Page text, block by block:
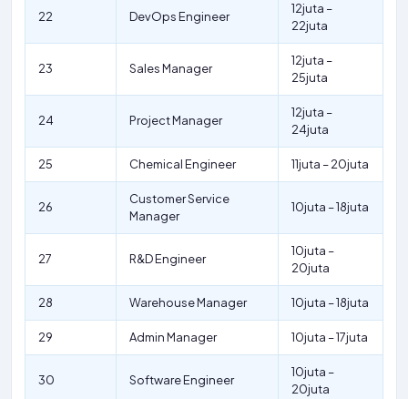
22 DevOps Engineer
12juta –
22juta
23 Sales Manager
12juta –
25juta
24 Project Manager
12juta –
24juta
25 Chemical Engineer 11juta – 20juta
26
Customer Service
Manager
10juta – 18juta
27 R&D Engineer
10juta –
20juta
28 Warehouse Manager 10juta – 18juta
29 Admin Manager 10juta – 17juta
30 Software Engineer
10juta –
20juta